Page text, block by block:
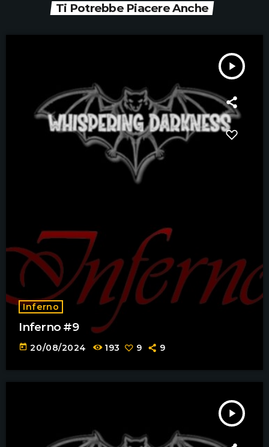
Ti Potrebbe Piacere Anche
play_arrow
Inferno
Inferno #9
today 20/08/2024 193 9 9
play_arrow